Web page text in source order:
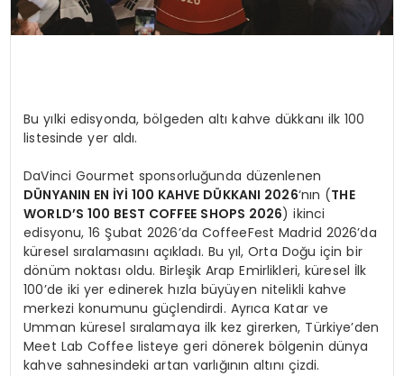
Bu yılki edisyonda, bölgeden altı kahve dükkanı ilk 100
listesinde yer aldı.
DaVinci Gourmet sponsorluğunda düzenlenen
DÜNYANIN EN İYİ 100 KAHVE DÜKKANI 2026‘nın (THE
WORLD’S 100 BEST COFFEE SHOPS 2026) ikinci
edisyonu, 16 Şubat 2026’da CoffeeFest Madrid 2026’da
küresel sıralamasını açıkladı. Bu yıl, Orta Doğu için bir
dönüm noktası oldu. Birleşik Arap Emirlikleri, küresel İlk
100’de iki yer edinerek hızla büyüyen nitelikli kahve
merkezi konumunu güçlendirdi. Ayrıca Katar ve
Umman küresel sıralamaya ilk kez girerken, Türkiye’den
Meet Lab Coffee listeye geri dönerek bölgenin dünya
kahve sahnesindeki artan varlığının altını çizdi.